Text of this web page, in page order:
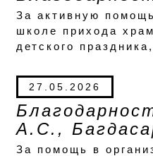
За активную
школе прихода
детского
27.05.2026
А.С.,
За помощь в